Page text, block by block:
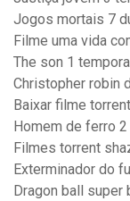
Jogos mortais 7
Filme uma vida
The son 1
Christopher robin
Baixar filme
Homem de ferro
Filmes torrent
Exterminador do
Dragon ball